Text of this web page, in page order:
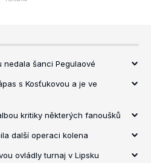
nedala šanci Pegulaové
s Kosťukovou a je ve
kritiky některých fanoušků
další operaci kolena
ovládly turnaj v Lipsku